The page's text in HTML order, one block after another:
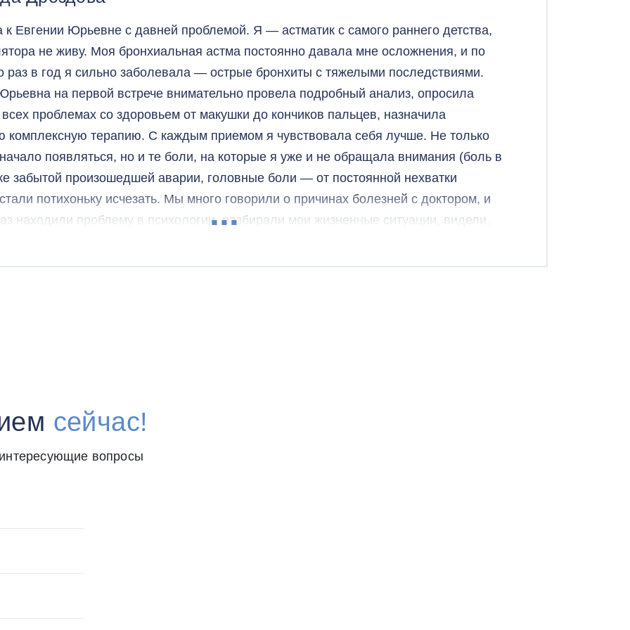
в необходимости дальнейшего лечения, которое приносит облегчение ему в
сих пор, хотя нам 23 года и мы продолжаем развиваться, не останавливаемся на
Евгения Юрьвна всегда спрашивает перед каждым курсом, чего хотим и что
— работает по запросу. Только благодаря ее методике и глубокому пониманию ее
такие результаты у таких детей. Я очень благодарна, что в нашем городе
врачи, работающие на результат и понимающие, что они делают. Это не только
боли , но психоэмоциональная сторона, которая психологам неподвластна.
бы таких врачей — думающих и честно работающих на пользу каждого пациента.
Евгении Юрьевне с давней проблемой. Я — астматик с самого раннего детства,
не живу. Моя бронхиальная астма постоянно давала мне осложнения, и по
раз в год я сильно заболевала — острые бронхиты с тяжелыми последствиями.
на первой встрече внимательно провела подробный анализ, опросила
проблемах со здоровьем от макушки до кончиков пальцев, назначила
комплексную терапию. С каждым приемом я чувствовала себя лучше. Не только
появляться, но и те боли, на которые я уже и не обращала внимания (боль в
забытой произошедшей аварии, головные боли — от постоянной нехватки
потихоньку исчезать. Мы много говорили о причинах болезней с доктором, и
находили проблему в психологии, разбирали мои жизненные ситуации, видели,
все болезни от нервов. Евгения Юрьевна не просто врач — она мудрейший
сейчас!
вопросы